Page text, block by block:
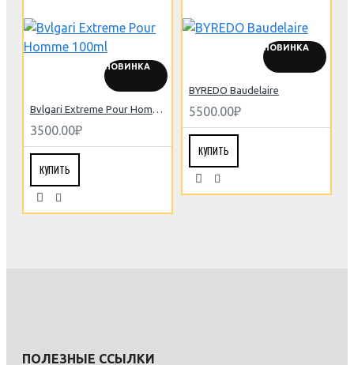
НОВИНКА
3500.00₽
КУПИТЬ
НОВИНКА
BYREDO Baudelaire
5500.00₽
КУПИТЬ
ПОЛЕЗНЫЕ ССЫЛКИ